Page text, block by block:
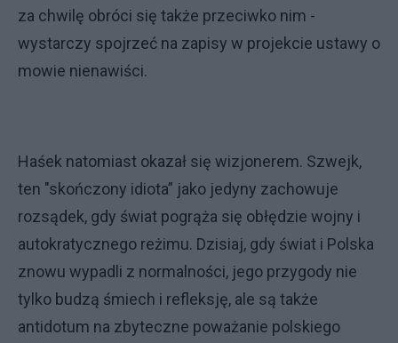
za chwilę obróci się także przeciwko nim -
wystarczy spojrzeć na zapisy w projekcie ustawy o
mowie nienawiści.
Haśek natomiast okazał się wizjonerem. Szwejk,
ten "skończony idiota” jako jedyny zachowuje
rozsądek, gdy świat pogrąża się obłędzie wojny i
autokratycznego reżimu. Dzisiaj, gdy świat i Polska
znowu wypadli z normalności, jego przygody nie
tylko budzą śmiech i refleksję, ale są także
antidotum na zbyteczne poważanie polskiego